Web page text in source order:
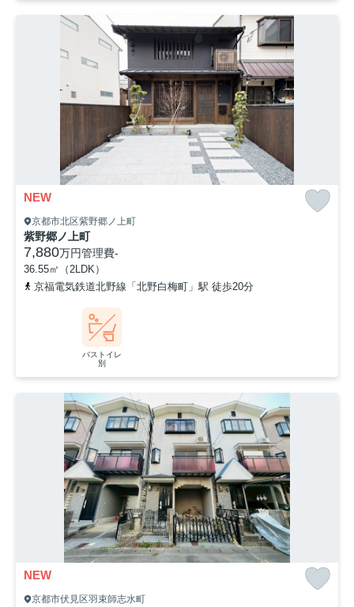
NEW
京都市北区紫野郷ノ上町
紫野郷ノ上町
7,880万円管理費-
36.55㎡（2LDK）
京福電気鉄道北野線「北野白梅町」駅 徒歩20分
バストイレ
別
NEW
京都市伏見区羽束師志水町